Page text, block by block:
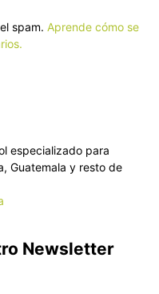
spam. Aprende cómo se
especializado para
Guatemala y resto de
Newsletter